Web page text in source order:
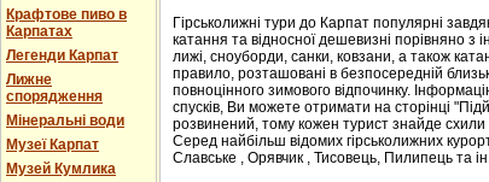
Крафтове пиво в
Карпатах
Легенди Карпат
Лижне
спорядження
Мінеральні води
Музеї Карпат
Музей Кумлика
Гірськолижні тури до Карпат популярні
катання та відносної дешевизні порівняно
лижі, сноуборди, санки, ковзани, а також
правило, розташовані в безпосередній
повноцінного зимового відпочинку.
спусків, Ви можете отримати на сторінці
розвинений, тому кожен турист знайде схили
Серед найбільш відомих гірськолижних
Славське , Орявчик , Тисовець, Пилипець та